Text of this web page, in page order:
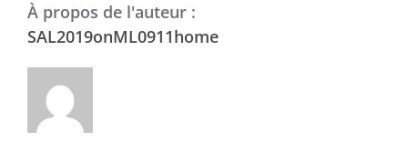
À propos de l'auteur :
SAL2019onML0911home